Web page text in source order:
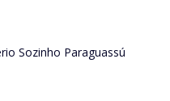
Sozinho Paraguassú